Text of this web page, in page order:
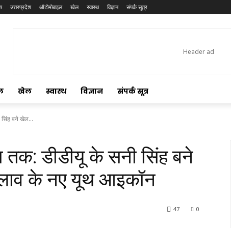
उत्तरप्रदेश ऑटोमोबाइल खेल स्वास्थ विज्ञान संपर्क सूत्र
खेल स्वास्थ विज्ञान संपर्क सूत्र
सिंह बने खेल...
डीडीयू के सनी सिंह बने
के नए यूथ आइकॉन
0
47